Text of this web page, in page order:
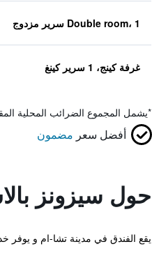
Double room، 1 سرير مزدوج
غرفة كينج، 1 سرير كينغ
*يشمل المجموع الضرائب المحلية
أفضل سعر مضمون
حول سيزونز
يقع الفندق في مدينة تشا-ام و يوفر